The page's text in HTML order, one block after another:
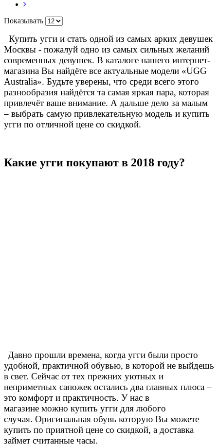
Показывать
Купить угги и стать одной из самых арких девушек
Москвы - пожалуй одно из самых сильных желаний
современных девушек. В каталоге нашего интернет-
магазина Вы найдёте все актуальные модели «UGG
Australia». Будьте уверены, что среди всего этого
разнообразия найдётся та самая яркая пара, которая
привлечёт ваше внимание. А дальше дело за малым
– выбрать самую привлекательную модель и купить
угги по отличной цене со скидкой.
Какие угги покупают в 2018 году?
Давно прошли времена, когда угги были просто
удобной, практичной обувью, в которой не выйдешь
в свет. Сейчас от тех прежних уютных и
неприметных сапожек остались два главных плюса –
это комфорт и практичность. У нас в
магазине можно купить угги для любого
случая. Оригинальная обувь которую Вы можете
купить по приятной цене со скидкой, а доставка
займет считанные часы.